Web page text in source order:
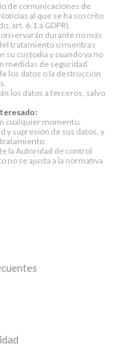
de comunicaciones de
al que se ha suscrito
art. 6.1.a GDPR).
durante no más
tratamiento o mientras
su custodia y cuando ya no
medidas de seguridad
los datos o la destrucción
los datos a terceros, salvo
cualquier momento.
y supresión de sus datos, y
la Autoridad de control
no se ajusta a la normativa